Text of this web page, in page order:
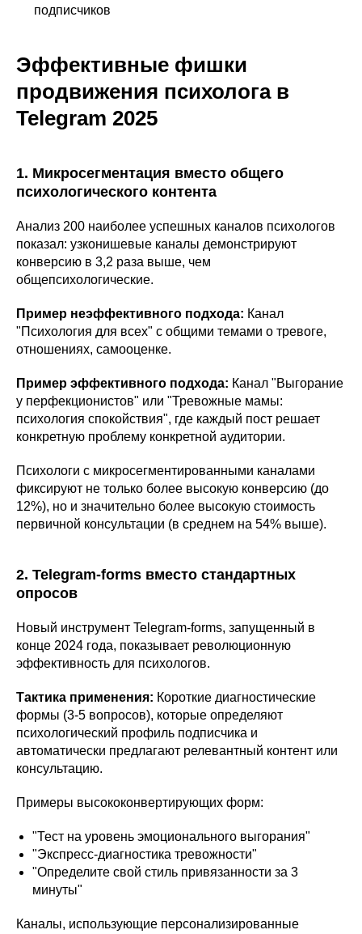
подписчиков
Эффективные фишки
продвижения психолога в
Telegram 2025
1. Микросегментация вместо общего
психологического контента
Анализ 200 наиболее успешных каналов психологов
показал: узконишевые каналы демонстрируют
конверсию в 3,2 раза выше, чем
общепсихологические.
Пример неэффективного подхода: Канал
"Психология для всех" с общими темами о тревоге,
отношениях, самооценке.
Пример эффективного подхода: Канал "Выгорание
у перфекционистов" или "Тревожные мамы:
психология спокойствия", где каждый пост решает
конкретную проблему конкретной аудитории.
Психологи с микросегментированными каналами
фиксируют не только более высокую конверсию (до
12%), но и значительно более высокую стоимость
первичной консультации (в среднем на 54% выше).
2. Telegram-forms вместо стандартных
опросов
Новый инструмент Telegram-forms, запущенный в
конце 2024 года, показывает революционную
эффективность для психологов.
Тактика применения: Короткие диагностические
формы (3-5 вопросов), которые определяют
психологический профиль подписчика и
автоматически предлагают релевантный контент или
консультацию.
Примеры высококонвертирующих форм:
"Тест на уровень эмоционального выгорания"
"Экспресс-диагностика тревожности"
"Определите свой стиль привязанности за 3
минуты"
Каналы, использующие персонализированные